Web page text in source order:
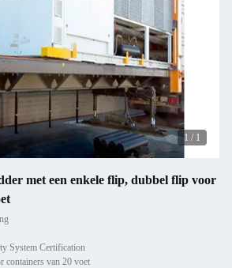
1 / 1
met een enkele flip, dubbel flip voor
System Certification
containers van 20 voet